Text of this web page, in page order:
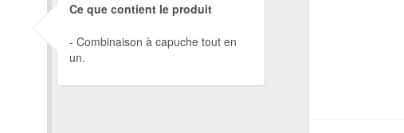
Ce que contient le produit
Combinaison à capuche tout en
un.